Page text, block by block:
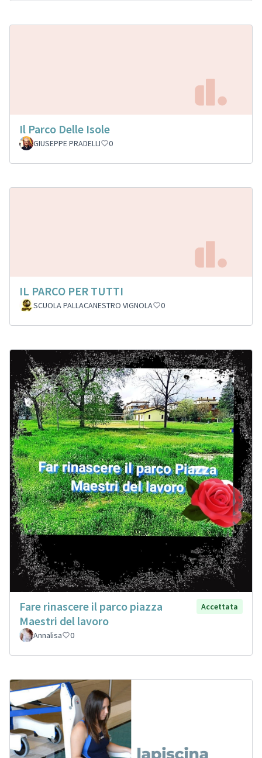
Il Parco Delle Isole
GIUSEPPE PRADELLI 0
IL PARCO PER TUTTI
SCUOLA PALLACANESTRO VIGNOLA 0
Fare rinascere il parco piazza
Maestri del lavoro
Accettata
Annalisa 0